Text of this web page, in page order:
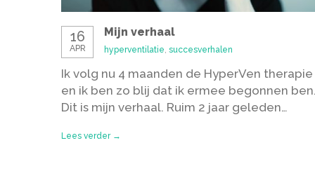
16
APR
Mijn verhaal
hyperventilatie, succesverhalen
Ik volg nu 4 maanden de HyperVen therapie
en ik ben zo blij dat ik ermee begonnen
Dit is mijn verhaal. Ruim 2 jaar geleden…
Lees verder →